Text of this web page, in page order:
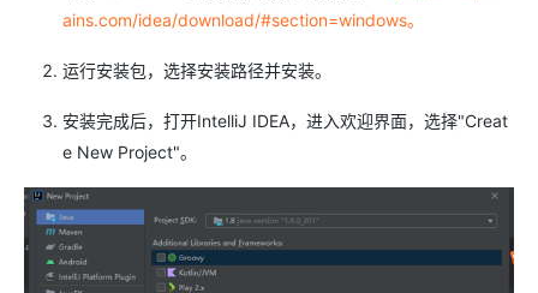
ains.com/idea/download/#section=windows。
运行安装包，选择安装路径并安装。
安装完成后，打开IntelliJ IDEA，进入欢迎界面，选择"Creat
e New Project"。